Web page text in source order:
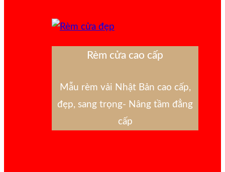
Rèm cửa cao cấp
Mẫu rèm vải Nhật Bản cao cấp,
đẹp, sang trọng- Nâng tầm đẳng
cấp